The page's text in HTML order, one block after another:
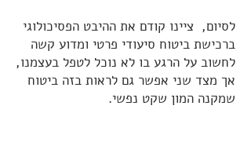
לסיום, ציינו קודם את ההיבט הפסיכולוגי
ברכישת ביטוח סיעודי פרטי ומדוע קשה
לחשוב על הרגע בו לא נוכל לטפל בעצמנו,
אך מצד שני אפשר גם לראות בזה ביטוח
שמקנה המון שקט נפשי.